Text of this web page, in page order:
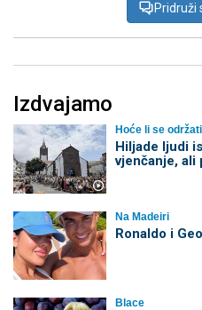
Pridruži
Izdvajamo
Hoće li se
Hiljade ljudi
vjenčanje, ali
Na Madeiri
Ronaldo i
Blace